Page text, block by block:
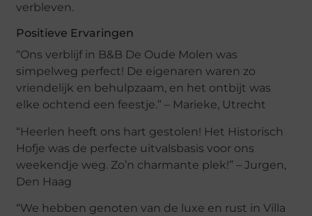
verbleven.
Positieve Ervaringen
“Ons verblijf in B&B De Oude Molen was
simpelweg perfect! De eigenaren waren zo
vriendelijk en behulpzaam, en het ontbijt was
elke ochtend een feestje.” – Marieke, Utrecht
“Heerlen heeft ons hart gestolen! Het Historisch
Hofje was de perfecte uitvalsbasis voor ons
weekendje weg. Zo’n charmante plek!” – Jurgen,
Den Haag
“We hebben genoten van de luxe en rust in Villa